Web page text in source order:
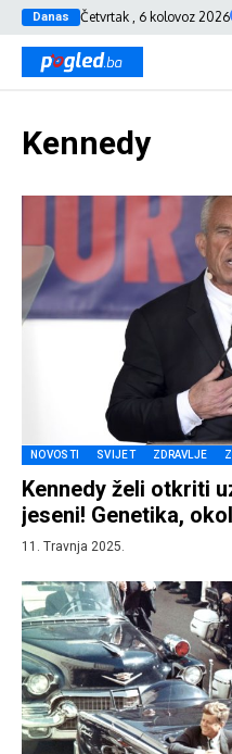
Danas Četvrtak , 6 kolovoz 2026
Kennedy
NOVOSTI SVIJET ZDRAVLJE
Kennedy želi otkriti
jeseni! Genetika,
11. Travnja 2025.